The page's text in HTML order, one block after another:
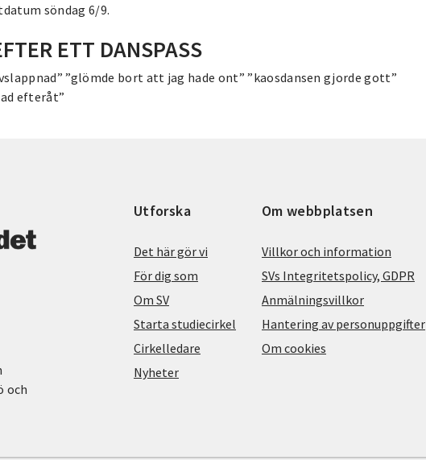
söndag 6/9.
ETT DANSPASS
”glömde bort att jag hade ont” ”kaosdansen gjorde gott”
efteråt”
och
Utforska
Det här gör vi
För dig som
Om SV
Starta studiecirkel
Cirkelledare
Nyheter
Om webbplatsen
Villkor och information
SVs Integritetspolicy, GDPR
Anmälningsvillkor
Hantering av personuppgifter
Om cookies